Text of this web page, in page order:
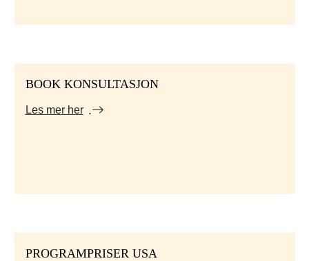
BOOK KONSULTASJON
Les mer her
PROGRAMPRISER USA